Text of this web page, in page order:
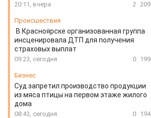
20:11, вчера 2 209
Происшествия
В Красноярске организованная группа
инсценировала ДТП для получения
страховых выплат
09:23, сегодня 0 199
Бизнес
Суд запретил производство продукции
из мяса птицы на первом этаже жилого
дома
08:43, сегодня 0 194